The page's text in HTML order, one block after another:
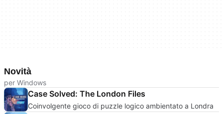
Novità
per Windows
Case Solved: The London Files
Coinvolgente gioco di puzzle logico ambientato a Londra